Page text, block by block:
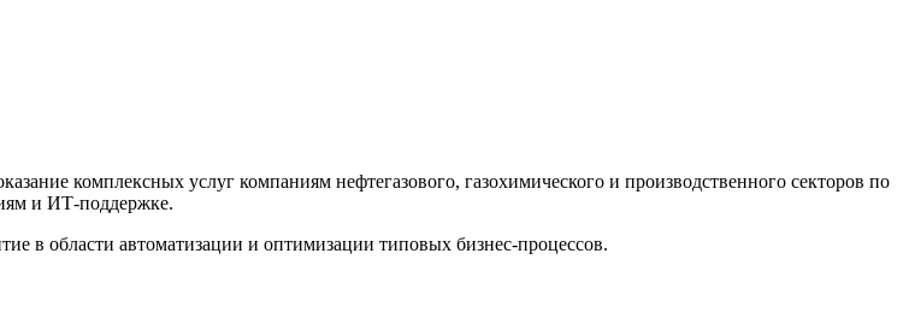
комплексных услуг компаниям нефтегазового, газохимического и производственного секторов по
и ИТ-поддержке.
в области автоматизации и оптимизации типовых бизнес-процессов.